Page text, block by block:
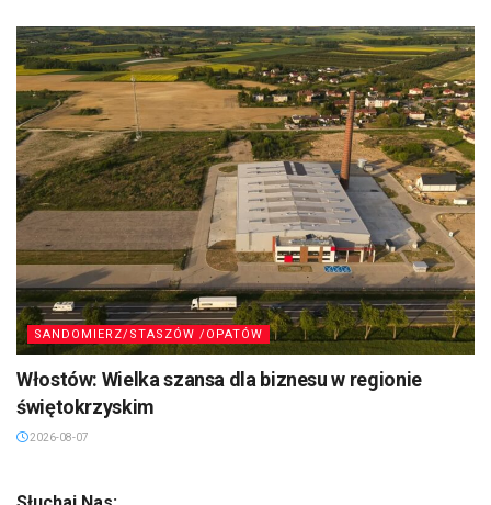
SANDOMIERZ/STASZÓW /OPATÓW
Włostów: Wielka szansa dla biznesu w regionie
świętokrzyskim
2026-08-07